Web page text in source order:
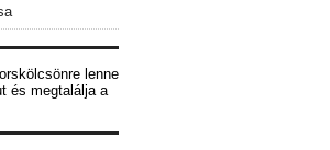
lenne
és megtalálja a